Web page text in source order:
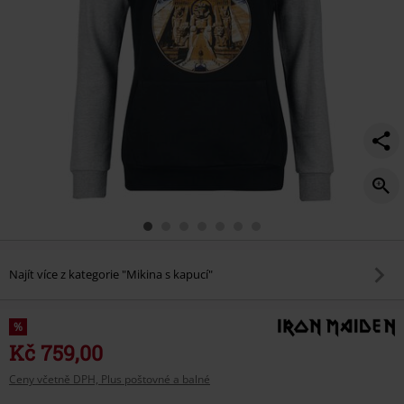
Najít více z kategorie "Mikina s kapucí"
%
Kč 759,00
Ceny včetně DPH, Plus poštovné a balné